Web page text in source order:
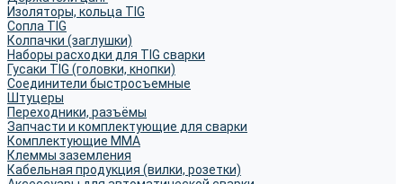
Изоляторы, кольца TIG
Сопла TIG
Колпачки (заглушки)
Наборы расходки для TIG сварки
Гусаки TIG (головки, кнопки)
Соединители быстросъемные
Штуцеры
Переходники, разъёмы
Запчасти и комплектующие для сварки
Комплектующие ММА
Клеммы заземления
Кабельная продукция (вилки, розетки)